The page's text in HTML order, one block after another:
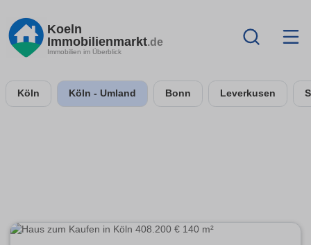
Koeln
Immobilienmarkt.de
Immobilien im Überblick
Köln Köln - Umland Bonn Leverkusen